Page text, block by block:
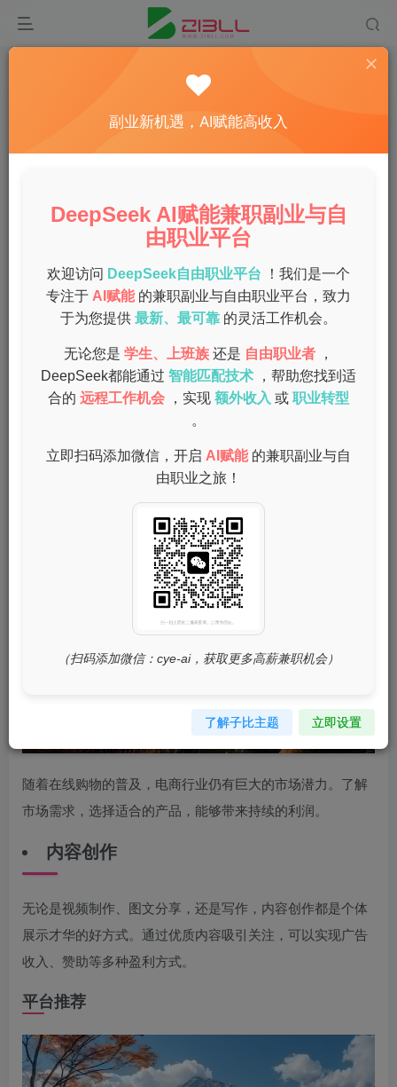
揭秘2023年最适合上班族的副业项目排行榜
关注 私信
在当前经济环境下，越来越多的上班族开始尝试寻找副业项
目，以增加收入、提升自身技能和实现职业发展的目标。
2023年，多种副业项目已经浮出水面，今天我们就来揭秘最
适合上班族的副业项目排行榜。
电商网店
电商网店是近年来发展迅速的副业选择之一。借助阿里巴
巴、京东、拼多多等平台，上班族可以轻松开设自己的网
店，销售各种商品。不仅可以利用闲暇时间进行经营，还能
通过网络推广实现较高的收益。
随着在线购物的普及，电商行业仍有巨大的市场潜力。了解
市场需求，选择适合的产品，能够带来持续的利润。
内容创作
无论是视频制作、图文分享，还是写作，内容创作都是个体
展示才华的好方式。通过优质内容吸引关注，可以实现广告
收入、赞助等多种盈利方式。
平台推荐
副业新机遇，AI赋能高收入
DeepSeek AI赋能兼职副业与自
由职业平台
欢迎访问 DeepSeek自由职业平台
！我们是一个
专注于 AI赋能 的兼职副业与自由职业平台，致力
于为您提供 最新、最可靠 的灵活工作机会。
无论您是 学生、上班族 还是 自由职业者
，
DeepSeek都能通过 智能匹配技术
，帮助您找到适
合的 远程工作机会 ，实现 额外收入 或 职业转型
。
立即扫码添加微信，开启 AI赋能 的兼职副业与自
由职业之旅！
（扫码添加微信：cye-ai，获取更多高薪兼职机会）
了解子比主题 立即设置